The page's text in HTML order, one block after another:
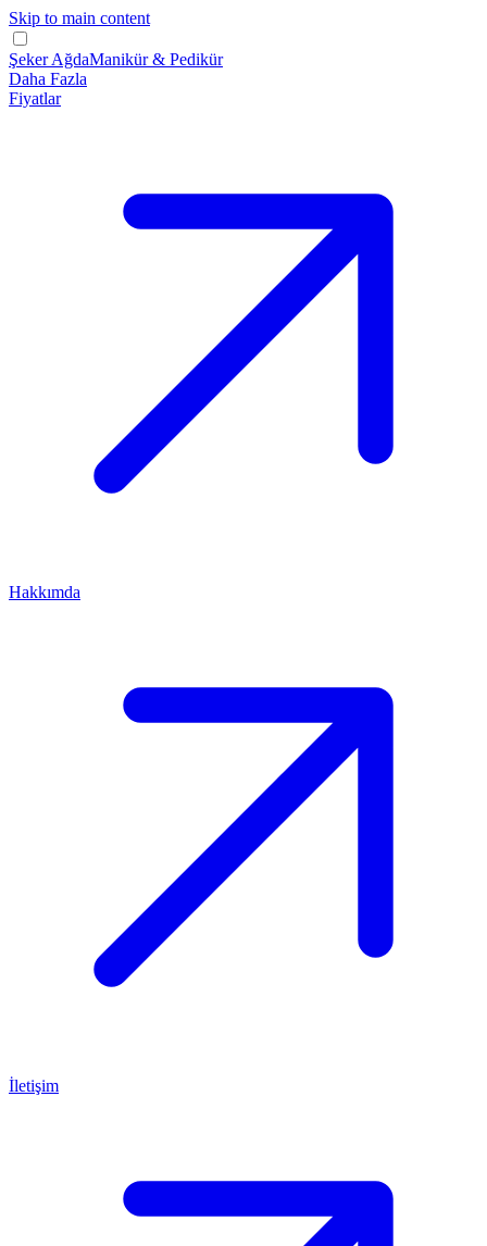
Skip to main content
Şeker AğdaManikür & Pedikür
Daha Fazla
Fiyatlar
Hakkımda
İletişim